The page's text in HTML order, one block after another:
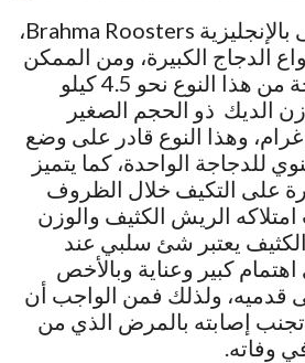
دجاج البراهما يسمى بالإنجليزية Brahma Roosters،
الدجاج الكبيرة، ومن الممكن
أن يصل وزن الدجاجة من هذا النوع نحو 4.5 كيلو
الديك ذو الحجم الصغير
5.4 كيلو غرام، وهذا النوع قادر على وضع
للدجاجة الواحدة، كما يتميز
على التكيف خلال الظروف
الريش الكثيف والوزن
يعتبر شئ سلبي عند
اهتمام كبير وعناية وبالأخص
قدميه، ولذلك فمن الواجب أن
إصابته بالمرض الذي من
وفاته.